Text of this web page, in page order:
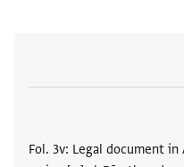
Fol. 3v: Legal document